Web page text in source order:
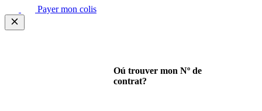
Payer mon colis
Oú trouver mon Nº de
contrat?